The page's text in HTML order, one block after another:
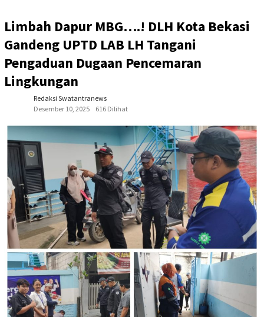
Limbah Dapur MBG….! DLH Kota Bekasi
Gandeng UPTD LAB LH Tangani
Pengaduan Dugaan Pencemaran
Lingkungan
Redaksi Swatantranews
Desember 10, 2025
616 Dilihat